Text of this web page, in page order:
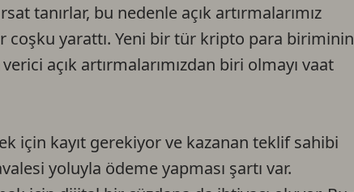
tanırlar, bu nedenle açık artırmalarımız
coşku yarattı. Yeni bir tür kripto para biriminin
açık artırmalarımızdan biri olmayı vaat
için kayıt gerekiyor ve kazanan teklif sahibi
yoluyla ödeme yapması şartı var.